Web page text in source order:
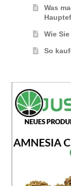
Was
Wie
So